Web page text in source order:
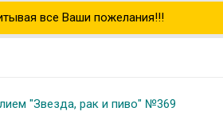
все Ваши пожелания!!!